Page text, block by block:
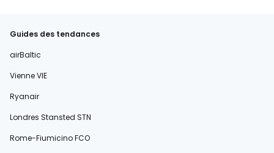
Guides des tendances
airBaltic
Vienne VIE
Ryanair
Londres Stansted STN
Rome-Fiumicino FCO